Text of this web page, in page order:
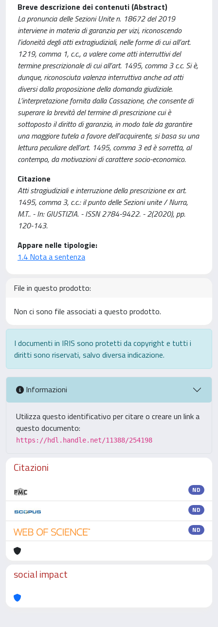
Breve descrizione dei contenuti (Abstract)
La pronuncia delle Sezioni Unite n. 18672 del 2019
interviene in materia di garanzia per vizi, riconoscendo
l’idoneità degli atti extragiudiziali, nelle forme di cui all’art.
1219, comma 1, c.c., a valere come atti interruttivi del
termine prescrizionale di cui all’art. 1495, comma 3 c.c. Si è,
dunque, riconosciuta valenza interruttiva anche ad atti
diversi dalla proposizione della domanda giudiziale.
L’interpretazione fornita dalla Cassazione, che consente di
superare la brevità del termine di prescrizione cui è
sottoposto il diritto di garanzia, in modo tale da garantire
una maggiore tutela a favore dell’acquirente, si basa su una
lettura peculiare dell’art. 1495, comma 3 ed è sorretta, al
contempo, da motivazioni di carattere socio-economico.
Citazione
Atti stragiudiziali e interruzione della prescrizione ex art.
1495, comma 3, c.c.: il punto delle Sezioni unite / Nurra,
M.T.. - In: GIUSTIZIA. - ISSN 2784-9422. - 2(2020), pp.
120-143.
Appare nelle tipologie:
1.4 Nota a sentenza
File in questo prodotto:
Non ci sono file associati a questo prodotto.
I documenti in IRIS sono protetti da copyright e tutti i
diritti sono riservati, salvo diversa indicazione.
Informazioni
Utilizza questo identificativo per citare o creare un link a
questo documento:
https://hdl.handle.net/11388/254198
Citazioni
ND
ND
ND
social impact